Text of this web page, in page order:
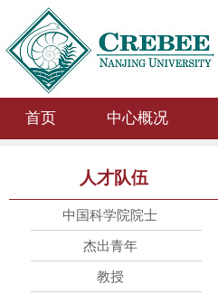
首页 中心概况
人才队伍
中国科学院院士
杰出青年
教授